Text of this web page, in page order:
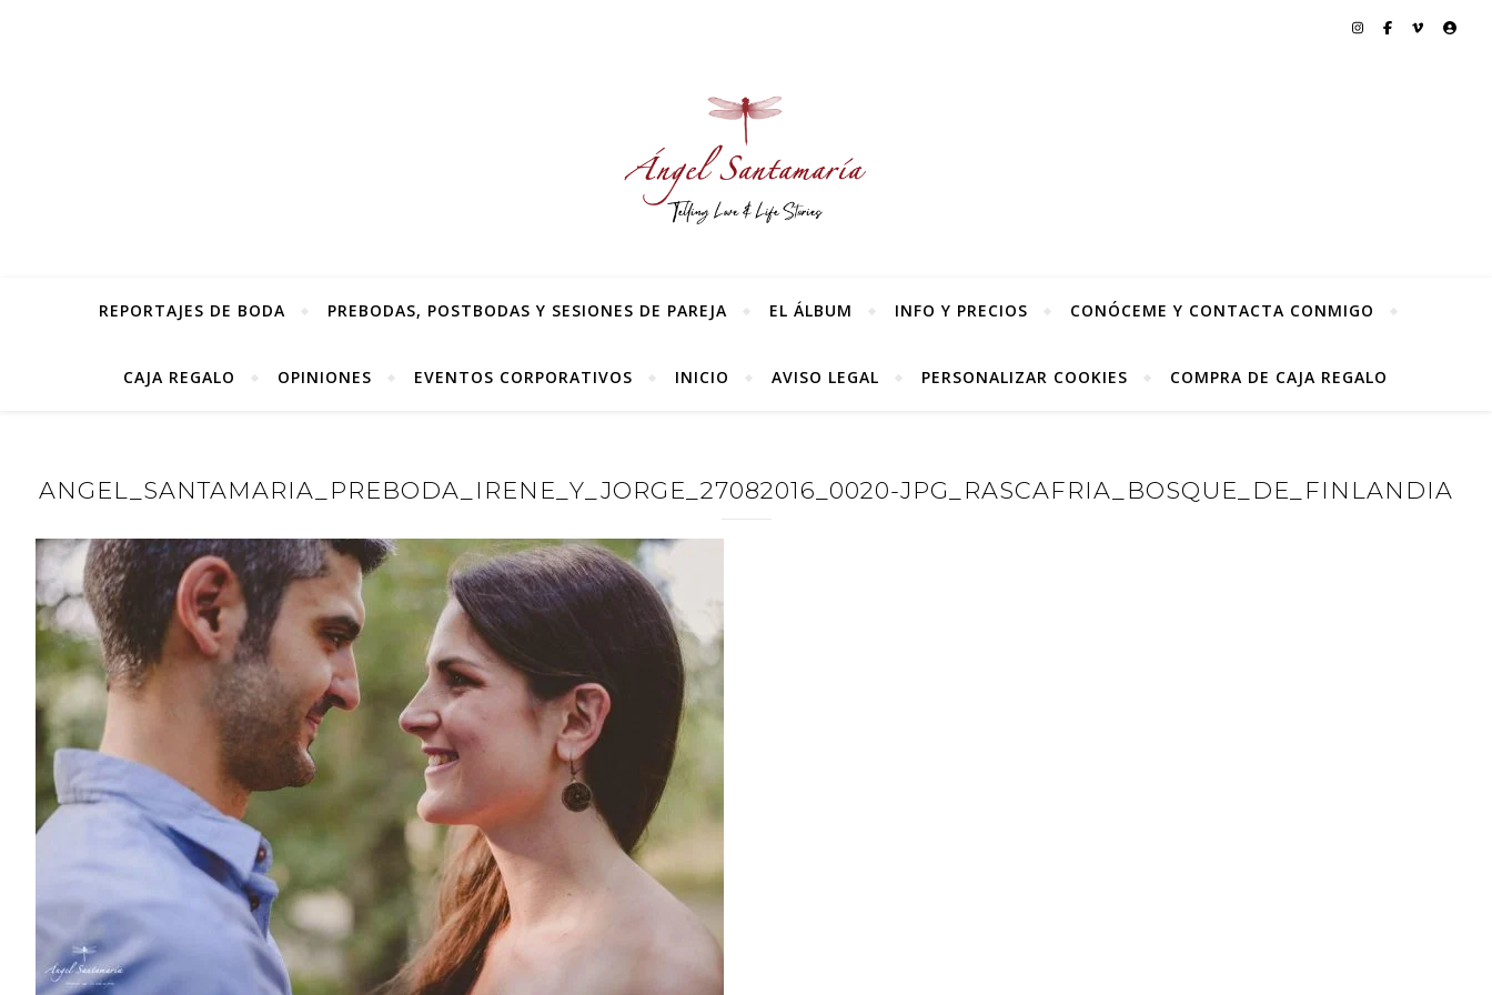
REPORTAJES DE BODA PREBODAS, POSTBODAS Y SESIONES DE PAREJA EL ÁLBUM INFO Y PRECIOS CONÓCEME Y CONTACTA CONMIGO
CAJA REGALO OPINIONES EVENTOS CORPORATIVOS INICIO AVISO LEGAL PERSONALIZAR COOKIES COMPRA DE CAJA REGALO
ANGEL_SANTAMARIA_PREBODA_IRENE_Y_JORGE_27082016_0020-JPG_RASCAFRIA_BOSQUE_DE_FINLANDIA